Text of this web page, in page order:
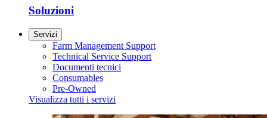
Soluzioni
Servizi
Farm Management Support
Technical Service Support
Documenti tecnici
Consumables
Pre-Owned
Visualizza tutti i servizi